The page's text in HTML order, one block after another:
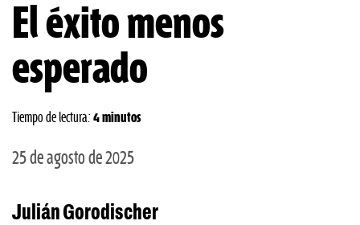
El éxito menos
esperado
Tiempo de lectura: 4 minutos
25 de agosto de 2025
Julián Gorodischer